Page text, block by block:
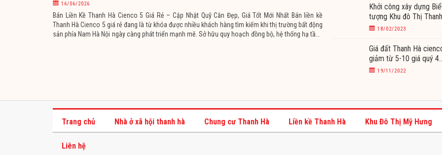
16/06/2026
Bán Liền Kề Thanh Hà Cienco 5 Giá Rẻ – Cập Nhật Quỹ Căn Đẹp, Giá Tốt Mới Nhất Bán liền kề
Thanh Hà Cienco 5 giá rẻ đang là từ khóa được nhiều khách hàng tìm kiếm khi thị trường bất động
sản phía Nam Hà Nội ngày càng phát triển mạnh mẽ. Sở hữu quy hoạch đồng bộ, hệ thống hạ tầng
Khởi công xây dựng
tượng Khu đô Thị
hà Cienco5 tháng 3/
18/02/2023
Giá đất Thanh Hà
giảm từ 5-10 giá quý 4
202219/11/2022
Trang chủ Nhà ở xã hội thanh hà Chung cư Thanh Hà Liền kề Thanh Hà Khu Đô Thị Mỹ Hưng
Liên hệ